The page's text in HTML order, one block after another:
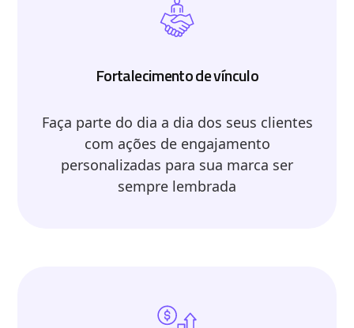
Fortalecimento de vínculo
Faça parte do dia a dia dos seus clientes
com ações de engajamento
personalizadas para sua marca ser
sempre lembrada